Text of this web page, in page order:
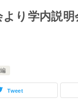
より学内説
Tweet